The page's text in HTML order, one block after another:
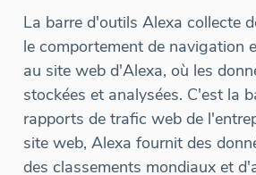
La barre d'outils Alexa collecte
le comportement de navigation
au site web d'Alexa, où les
stockées et analysées. C'est la
rapports de trafic web de
site web, Alexa fournit des
des classements mondiaux et